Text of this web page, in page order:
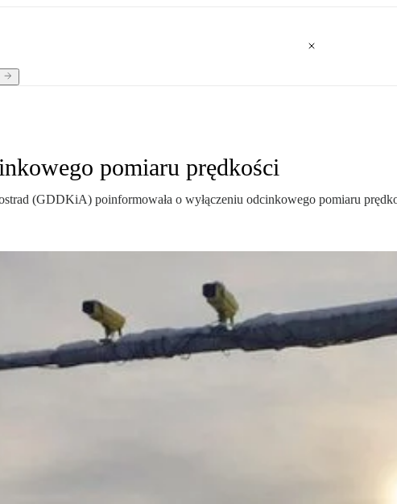
pomiaru prędkości
(GDDKiA) poinformowała o wyłączeniu odcinkowego pomiaru